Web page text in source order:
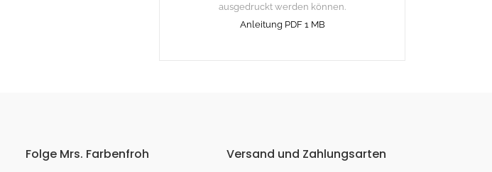
ausgedruckt werden können.
Anleitung PDF 1 MB
Folge Mrs. Farbenfroh Versand und Zahlungsarten